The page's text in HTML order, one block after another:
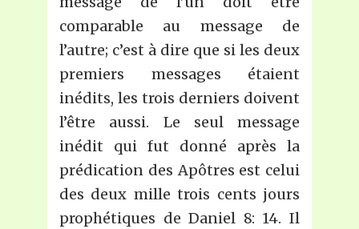
comparable au message de
l’autre; c’est à dire que si les deux
premiers messages étaient
inédits, les trois derniers doivent
l’être aussi. Le seul message
inédit qui fut donné après la
prédication des Apôtres est celui
des deux mille trois cents jours
prophétiques de Daniel 8: 14. Il